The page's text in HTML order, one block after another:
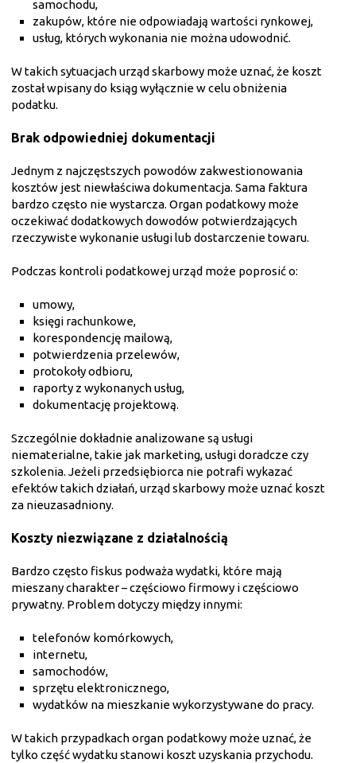
samochodu,
zakupów, które nie odpowiadają wartości rynkowej,
usług, których wykonania nie można udowodnić.
W takich sytuacjach urząd skarbowy może uznać, że koszt
został wpisany do ksiąg wyłącznie w celu obniżenia
podatku.
Brak odpowiedniej dokumentacji
Jednym z najczęstszych powodów zakwestionowania
kosztów jest niewłaściwa dokumentacja. Sama faktura
bardzo często nie wystarcza. Organ podatkowy może
oczekiwać dodatkowych dowodów potwierdzających
rzeczywiste wykonanie usługi lub dostarczenie towaru.
Podczas kontroli podatkowej urząd może poprosić o:
umowy,
księgi rachunkowe,
korespondencję mailową,
potwierdzenia przelewów,
protokoły odbioru,
raporty z wykonanych usług,
dokumentację projektową.
Szczególnie dokładnie analizowane są usługi
niematerialne, takie jak marketing, usługi doradcze czy
szkolenia. Jeżeli przedsiębiorca nie potrafi wykazać
efektów takich działań, urząd skarbowy może uznać koszt
za nieuzasadniony.
Koszty niezwiązane z działalnością
Bardzo często fiskus podważa wydatki, które mają
mieszany charakter – częściowo firmowy i częściowo
prywatny. Problem dotyczy między innymi:
telefonów komórkowych,
internetu,
samochodów,
sprzętu elektronicznego,
wydatków na mieszkanie wykorzystywane do pracy.
W takich przypadkach organ podatkowy może uznać, że
tylko część wydatku stanowi koszt uzyskania przychodu.